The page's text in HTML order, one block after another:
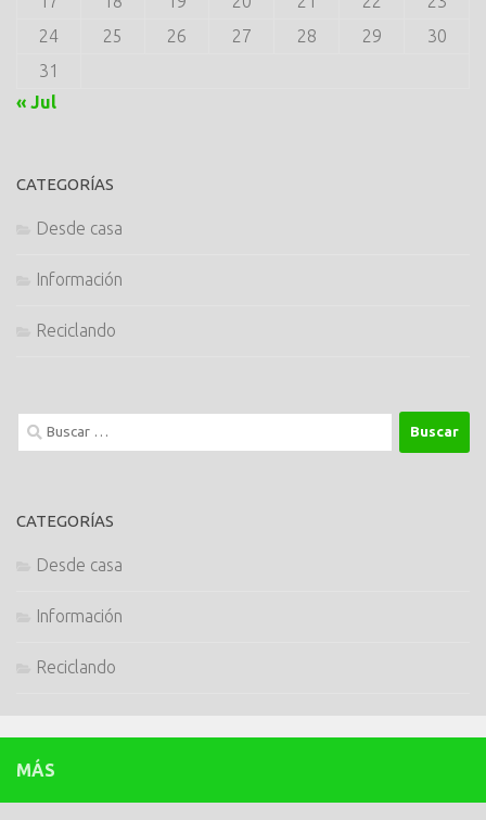
24
25 26 27 28 29
30
31
« Jul
CATEGORÍAS
Desde casa
Información
Reciclando
Buscar:
CATEGORÍAS
Desde casa
Información
Reciclando
MÁS